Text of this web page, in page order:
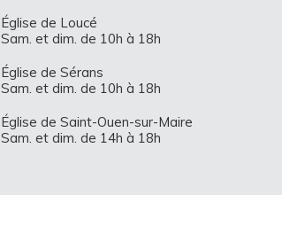
Église de Loucé
Sam. et dim. de 10h à 18h
Église de Sérans
Sam. et dim. de 10h à 18h
Église de Saint-Ouen-sur-Maire
Sam. et dim. de 14h à 18h